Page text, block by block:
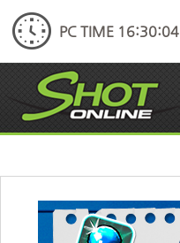
PC TIME 16:30:04